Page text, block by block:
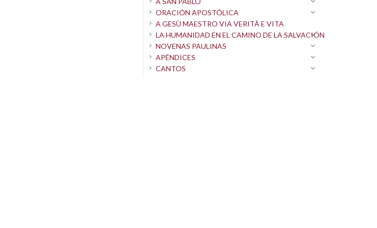
ORACIÓN APOSTÓLICA
A GESÙ MAESTRO VIA VERITÀ E VITA
LA HUMANIDAD EN EL CAMINO DE LA SALVACIÓN
NOVENAS PAULINAS
APÉNDICES
CANTOS